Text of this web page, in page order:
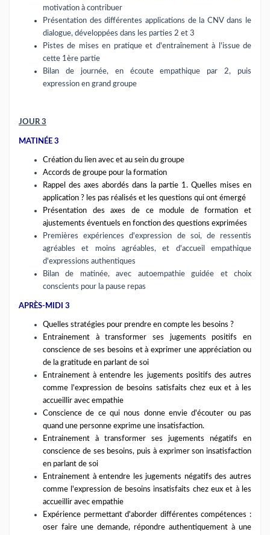
motivation à contribuer
Présentation des différentes applications de la CNV dans le
dialogue, développées dans les parties 2 et 3
Pistes de mises en pratique et d'entraînement à l'issue de
cette 1ère partie
Bilan de journée, en écoute empathique par 2, puis
expression en grand groupe
JOUR 3
MATINÉE 3
Création du lien avec et au sein du groupe
Accords de groupe pour la formation
Rappel des axes abordés dans la partie 1. Quelles mises en
application ? les pas réalisés et les questions qui ont émergé
Présentation des axes de ce module de formation et
ajustements éventuels en fonction des questions exprimées
Premières expériences d'expression de soi, de ressentis
agréables et moins agréables, et d'accueil empathique
d'expressions authentiques
Bilan de matinée, avec autoempathie guidée et choix
conscients pour la pause repas
APRÈS-MIDI 3
Quelles stratégies pour prendre en compte les besoins ?
Entrainement à transformer ses jugements positifs en
conscience de ses besoins et à exprimer une appréciation ou
de la gratitude en parlant de soi
Entrainement à entendre les jugements positifs des autres
comme l'expression de besoins satisfaits chez eux et à les
accueillir avec empathie
Conscience de ce qui nous donne envie d'écouter ou pas
quand une personne exprime une insatisfaction.
Entrainement à transformer ses jugements négatifs en
conscience de ses besoins, puis à exprimer son insatisfaction
en parlant de soi
Entrainement à entendre les jugements négatifs des autres
comme l'expression de besoins insatisfaits chez eux et à les
accueillir avec empathie
Expérience permettant d'aborder différentes compétences :
oser faire une demande, répondre authentiquement à une